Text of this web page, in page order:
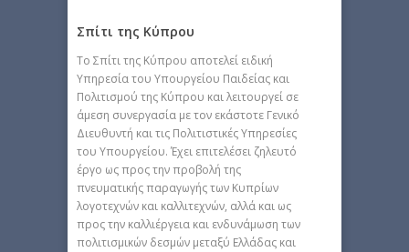
Σπίτι της Κύπρου
Το Σπίτι της Κύπρου αποτελεί ειδική
Υπηρεσία του Υπουργείου Παιδείας και
Πολιτισμού της Κύπρου και λειτουργεί σε
άμεση συνεργασία με τον εκάστοτε Γενικό
Διευθυντή και τις Πολιτιστικές Υπηρεσίες
του Υπουργείου. Έχει επιτελέσει ζηλευτό
έργο ως προς την προβολή της
πνευματικής παραγωγής των Κυπρίων
λογοτεχνών και καλλιτεχνών, αλλά και ως
προς την καλλιέργεια και ενδυνάμωση των
πολιτισμικών δεσμών μεταξύ Ελλάδας και